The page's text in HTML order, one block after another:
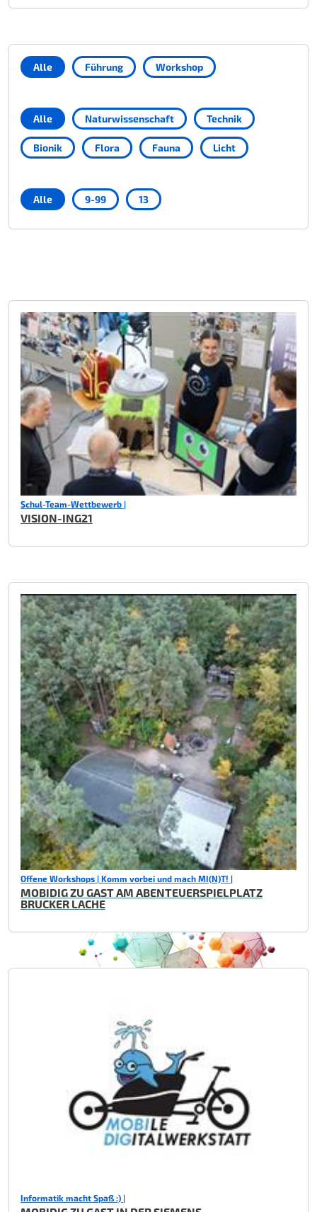
Alle Führung Workshop
Alle Naturwissenschaft Technik
Bionik Flora Fauna Licht
Alle 9-99 13
Schul-Team-Wettbewerb |
VISION-ING21
Offene Workshops | Komm vorbei und mach MI(N)T! |
MOBIDIG ZU GAST AM ABENTEUERSPIELPLATZ
BRUCKER LACHE
Informatik macht Spaß :) |